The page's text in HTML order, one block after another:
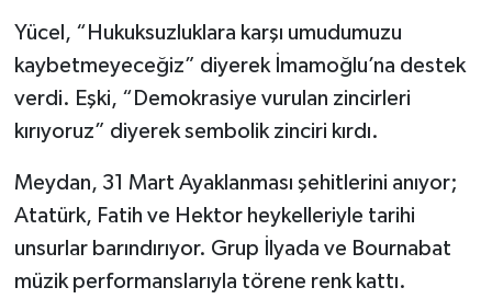
Yücel, “Hukuksuzluklara karşı umudumuzu
kaybetmeyeceğiz” diyerek İmamoğlu’na destek
verdi. Eşki, “Demokrasiye vurulan zincirleri
kırıyoruz” diyerek sembolik zinciri kırdı.
Meydan, 31 Mart Ayaklanması şehitlerini anıyor;
Atatürk, Fatih ve Hektor heykelleriyle tarihi
unsurlar barındırıyor. Grup İlyada ve Bournabat
müzik performanslarıyla törene renk kattı.